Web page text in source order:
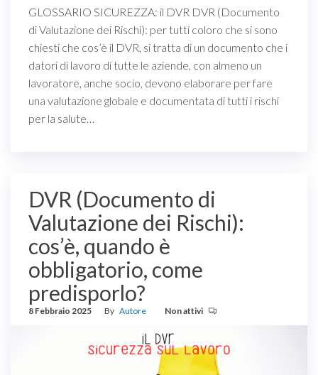
GLOSSARIO SICUREZZA: il DVR DVR (Documento
di Valutazione dei Rischi): per tutti coloro che si sono
chiesti che cos’è il DVR, si tratta di un documento che i
datori di lavoro di tutte le aziende, con almeno un
lavoratore, anche socio, devono elaborare per fare
una valutazione globale e documentata di tutti i rischi
per la salute…
DVR (Documento di
Valutazione dei Rischi):
cos’è, quando è
obbligatorio, come
predisporlo?
8 Febbraio 2025 By Autore Non attivi